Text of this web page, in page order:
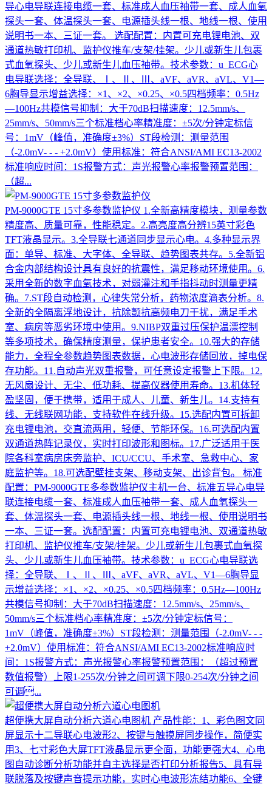
导心电导联连接电缆一套、标准成人血压袖带一套、成人血氧
探头一套、体温探头一套、电源插头线一根、地线一根、使用
说明书一本、三证一套。 选配配置：内置可充电锂电池、双
通道热敏打印机、监护仪推车/支架/挂架。少儿或新生儿包裹
式血氧探头、少儿或新生儿血压袖带。技术参数：u ECG心
电导联选择：全导联、Ⅰ、Ⅱ、Ⅲ、aVF、aVR、aVL、V1—
6胸导显示增益选择：×1、×2、×0.25、×0.5四档频率：0.5Hz
—100Hz共模信号抑制：大于70dB扫描速度：12.5mm/s、
25mm/s、50mm/s三个标准档心率精准度：±5次/分钟定标信
号：1mV（峰值，准确度±3%）ST段检测：测量范围
（-2.0mV- - - +2.0mV）使用标准：符合ANSI/AMI EC13-2002
标准响应时间：1S报警方式：声光报警心率报警预置范围：
（超...
PM-9000GTE 15寸多参数监护仪 1.全新高精度模块，测量参数
精度高、质量可靠，性能稳定。2.高亮度高分辨15英寸彩色
TFT液晶显示。3.全导联七通道同步显示心电。4.多种显示界
面：单导、标准、大字体、全导联、趋势图表共存。5.全新铝
合金内部结构设计具有良好的抗震性，满足移动环境使用。6.
采用全新的数字血氧技术，对弱灌注和手指抖动时测量更精
确。7.ST段自动检测，心律失常分析，药物浓度滴表分析。8.
全新的全隔离浮地设计，抗除颤抗高频电刀干扰，满足手术
室、病房等恶劣环境中使用。9.NIBP双重过压保护温漂控制
等多项技术，确保精度测量，保护患者安全。10.强大的存储
能力，全程全参数趋势图表数据，心电波形存储回放，掉电保
存功能。11.自动声光双重报警，可任意设定报警上下限。12.
无风扇设计、无尘、低功耗、提高仪器使用寿命。13.机体轻
盈坚固，便于携带，适用于成人、儿童、新生儿。14.支持有
线、无线联网功能，支持软件在线升级。15.选配内置可拆卸
充电锂电池，交直流两用，轻便、节能环保。16.可选配内置
双通道热阵记录仪，实时打印波形和图标。17.广泛适用于医
院各科室病房床旁监护、ICU/CCU、手术室、急救中心、家
庭监护等。18.可选配壁挂支架、移动支架、出诊背包。 标准
配置：PM-9000GTE多参数监护仪主机一台、标准五导心电导
联连接电缆一套、标准成人血压袖带一套、成人血氧探头一
套、体温探头一套、电源插头线一根、地线一根、使用说明书
一本、三证一套。选配配置：内置可充电锂电池、双通道热敏
打印机、监护仪推车/支架/挂架。少儿或新生儿包裹式血氧探
头、少儿或新生儿血压袖带。技术参数：u ECG心电导联选
择：全导联、Ⅰ、Ⅱ、Ⅲ、aVF、aVR、aVL、V1—6胸导显
示增益选择：×1、×2、×0.25、×0.5四档频率：0.5Hz—100Hz
共模信号抑制：大于70dB扫描速度：12.5mm/s、25mm/s、
50mm/s三个标准档心率精准度：±5次/分钟定标信号：
1mV（峰值，准确度±3%）ST段检测：测量范围（-2.0mV- - -
+2.0mV）使用标准：符合ANSI/AMI EC13-2002标准响应时
间：1S报警方式：声光报警心率报警预置范围：（超过预置
数值报警）上限1-255次/分钟之间可调下限0-254次/分钟之间
可调...
超便携大屏自动分析六道心电图机 产品性能：1、彩色图文同
屏显示十二导联心电波形2、按键与触摸屏同步操作，简便实
用3、七寸彩色大屏TFT液晶显示更全面，功能更强大4、心电
图自动诊断分析功能并自主选择是否打印分析报告5、具有导
联脱落及按键声音提示功能，实时心电波形冻结功能6、全键